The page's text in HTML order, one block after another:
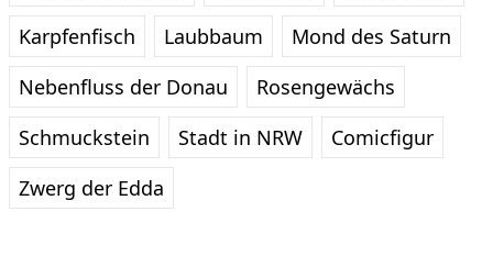
Karpfenfisch
Laubbaum
Mond des Saturn
Nebenfluss der Donau
Rosengewächs
Schmuckstein
Stadt in NRW
Comicfigur
Zwerg der Edda